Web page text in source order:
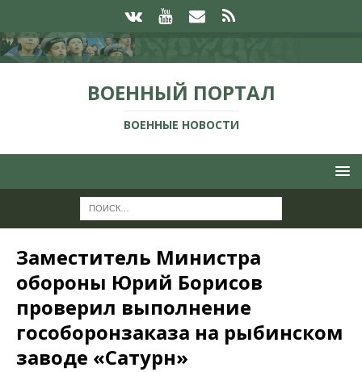
ВОЕННЫЙ ПОРТАЛ
ВОЕННЫЕ НОВОСТИ
Заместитель Министра
обороны Юрий Борисов
проверил выполнение
гособоронзаказа на рыбинском
заводе «Сатурн»